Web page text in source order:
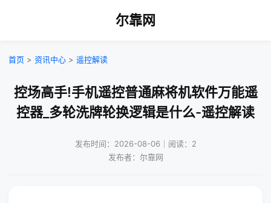
尔靠网
首页 > 资讯中心 > 遥控解读
控场高手!手机遥控普通麻将机软件万能遥
控器_多轮洗牌轮换逻辑是什么-遥控解读
发布时间：2026-08-06｜阅读：2
发布者：尔靠网